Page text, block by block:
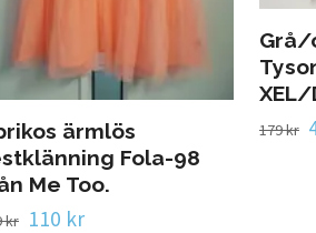
ärmlös
Fola-98
Me Too.
kr 110 kr
Grå/
XEL/
179 kr